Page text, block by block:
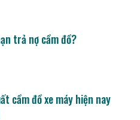
trả nợ cầm đồ?
cầm đồ xe máy hiện nay